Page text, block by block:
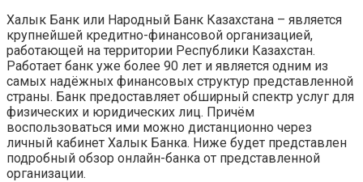
Халык Банк или Народный Банк Казахстана – является
крупнейшей кредитно-финансовой организацией,
работающей на территории Республики Казахстан.
Работает банк уже более 90 лет и является одним из
самых надёжных финансовых структур представленной
страны. Банк предоставляет обширный спектр услуг для
физических и юридических лиц. Причём
воспользоваться ими можно дистанционно через
личный кабинет Халык Банка. Ниже будет представлен
подробный обзор онлайн-банка от представленной
организации.